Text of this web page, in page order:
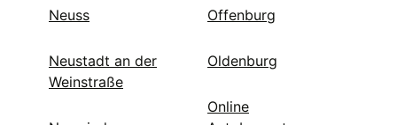
Neuss
Neustadt an der
Weinstraße
Offenburg
Oldenburg
Online